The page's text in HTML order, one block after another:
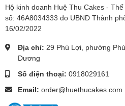
Hộ kinh doanh Huệ Thu Cakes -
số: 46A8034333 do UBND Thành
16/02/2022
Địa chỉ: 29 Phú Lợi, phường
Dương
Số điện thoại: 0918029161
Email: order@huethucakes.com